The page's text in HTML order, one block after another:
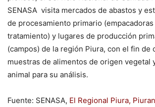
SENASA visita mercados de abastos y
de procesamiento primario
tratamiento) y lugares de producción
(campos) de la región Piura, con el fin de
muestras de alimentos de origen vegetal
animal para su análisis.
Fuente: SENASA, El Regional Piura,